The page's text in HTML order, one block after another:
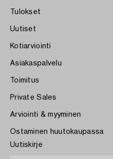
Tulokset
Uutiset
Kotiarviointi
Asiakaspalvelu
Toimitus
Private Sales
Arviointi & myyminen
Ostaminen huutokaupassa
Uutiskirje